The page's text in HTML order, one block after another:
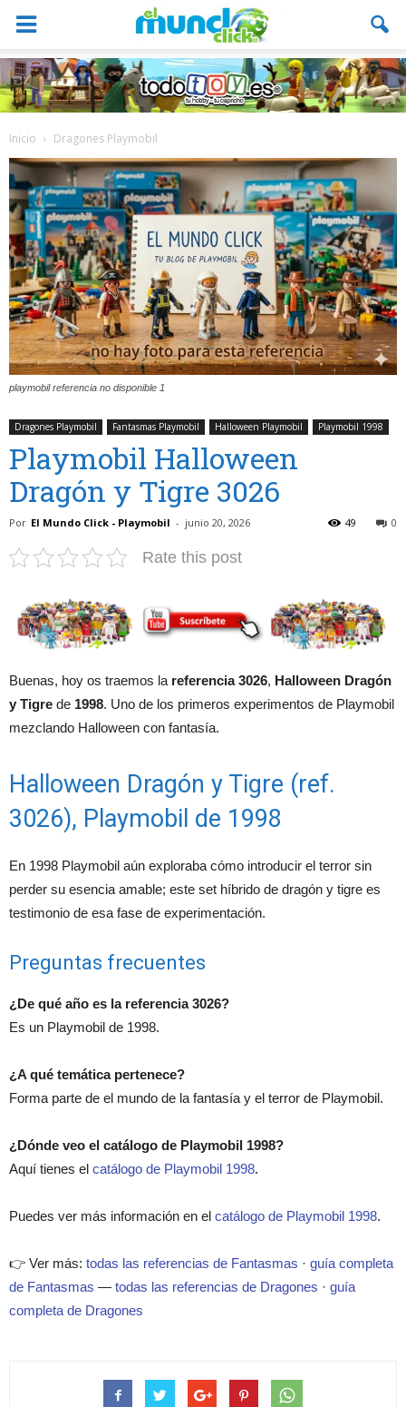
Inicio Dragones Playmobil
playmobil referencia no disponible 1
Dragones Playmobil Fantasmas Playmobil Halloween Playmobil Playmobil 1998
Playmobil Halloween
Dragón y Tigre 3026
Por El Mundo Click - Playmobil - junio 20, 2026 0
49
Rate this post
Buenas, hoy os traemos la referencia 3026, Halloween Dragón
y Tigre de 1998. Uno de los primeros experimentos de Playmobil
mezclando Halloween con fantasía.
Halloween Dragón y Tigre (ref.
3026), Playmobil de 1998
En 1998 Playmobil aún exploraba cómo introducir el terror sin
perder su esencia amable; este set híbrido de dragón y tigre es
testimonio de esa fase de experimentación.
Preguntas frecuentes
¿De qué año es la referencia 3026?
Es un Playmobil de 1998.
¿A qué temática pertenece?
Forma parte de el mundo de la fantasía y el terror de Playmobil.
¿Dónde veo el catálogo de Playmobil 1998?
Aquí tienes el catálogo de Playmobil 1998.
Puedes ver más información en el catálogo de Playmobil 1998.
👉 Ver más: todas las referencias de Fantasmas · guía completa
de Fantasmas — todas las referencias de Dragones · guía
completa de Dragones